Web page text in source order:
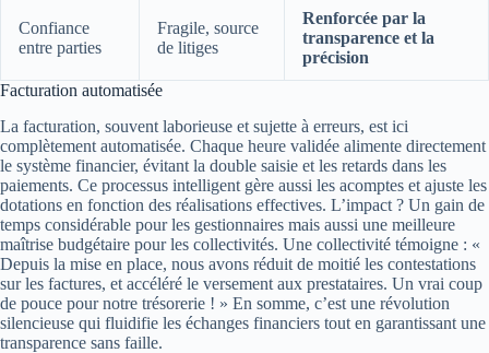
Confiance
entre parties
Fragile, source
de litiges
Renforcée par la
transparence et la
précision
Facturation automatisée
La facturation, souvent laborieuse et sujette à erreurs, est ici
complètement automatisée. Chaque heure validée alimente directement
le système financier, évitant la double saisie et les retards dans les
paiements. Ce processus intelligent gère aussi les acomptes et ajuste les
dotations en fonction des réalisations effectives. L’impact ? Un gain de
temps considérable pour les gestionnaires mais aussi une meilleure
maîtrise budgétaire pour les collectivités. Une collectivité témoigne : «
Depuis la mise en place, nous avons réduit de moitié les contestations
sur les factures, et accéléré le versement aux prestataires. Un vrai coup
de pouce pour notre trésorerie ! » En somme, c’est une révolution
silencieuse qui fluidifie les échanges financiers tout en garantissant une
transparence sans faille.